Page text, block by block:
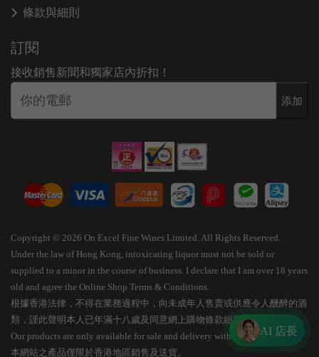
條款與細則
訂閱
接收銷售新聞和獨家店內折扣！
添加
Copyright © 2026 On Excel Fine Wines Limited. All Rights Reserved.
Under the law of Hong Kong, intoxicating liquor must not be sold or
supplied to a minor in the course of business. I declare that I am over 18 years
old and agree the Online Shop Terms & Conditions.
根據香港法律，不得在業務過程中，向未成年人售賣或供應令人醺醉的酒
類，謹此聲明本人已年滿十八歲及同意網上購物條款細則。
Our products are only available for sale and delivery within Hong Kong.
本網站之產品僅限於香港地區銷售及送貨。
AI 店長